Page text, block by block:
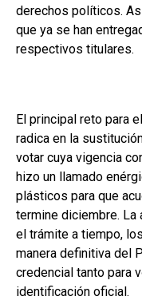
derechos políticos.
que ya se han
respectivos titulares.
El principal reto para
radica en la
votar cuya vigencia
hizo un llamado
plásticos para que
termine diciembre. La
el trámite a tiempo,
manera definitiva del
credencial tanto para
identificación oficial.